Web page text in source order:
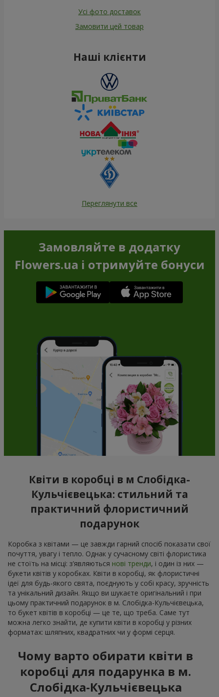
Усі фото доставок
Замовити цей товар
Наші клієнти
Переглянути все
Замовляйте в додатку
Flowers.ua і отримуйте бонуси
Квіти в коробці в м Слобідка-
Кульчієвецька: стильний та
практичний флористичний
подарунок
Коробка з квітами — це завжди гарний спосіб показати свої
почуття, увагу і тепло. Однак у сучасному світі флористика
не стоїть на місці: з’являються нові тренди, і один із них —
букети квітів у коробках. Квіти в коробці, як флористичні
ідеї для будь-якого свята, поєднують у собі красу, зручність
та унікальний дизайн. Якщо ви шукаєте оригінальний і при
цьому практичний подарунок в м. Слобідка-Кульчієвецька,
то букет квітів в коробці — це те, що треба. Саме тут
можна легко знайти, де купити квіти в коробці у різних
форматах: шляпних, квадратних чи у формі серця.
Чому варто обирати квіти в
коробці для подарунка в м.
Слобідка-Кульчієвецька